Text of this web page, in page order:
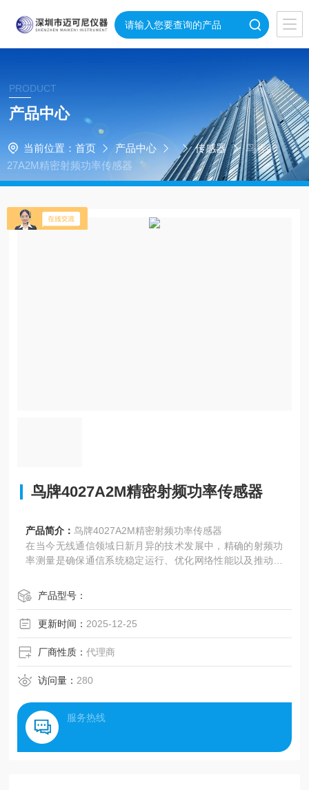
PRODUCT
产品中心
当前位置： 首页 产品中心 传感器
鸟牌40
27A2M精密射频功率传感器
鸟牌4027A2M精密射频功率传感器
产品简介：鸟牌4027A2M精密射频功率传感器
在当今无线通信领域日新月异的技术发展中，精确的射频功
率测量是确保通信系统稳定运行、优化网络性能以及推动技
运而生，以其卓--越的性能，严谨的工艺和广泛的应用场最
高得了业界的广泛赞管。
产品型号：
更新时间： 2025-12-25
厂商性质：代理商
访问量： 280
服务热线